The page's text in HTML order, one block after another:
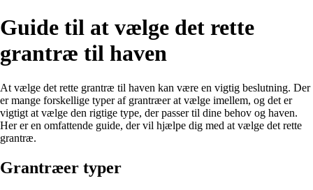
Guide til at vælge det rette
grantræ til haven
At vælge det rette grantræ til haven kan være en vigtig beslutning. Der
er mange forskellige typer af grantræer at vælge imellem, og det er
vigtigt at vælge den rigtige type, der passer til dine behov og haven.
Her er en omfattende guide, der vil hjælpe dig med at vælge det rette
grantræ.
Grantræer typer